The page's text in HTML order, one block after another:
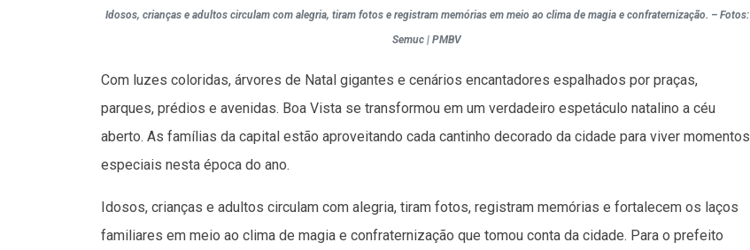
Idosos, crianças e adultos circulam com alegria, tiram fotos e registram memórias em meio ao clima de magia e confraternização. – Fotos:
Semuc | PMBV
Com luzes coloridas, árvores de Natal gigantes e cenários encantadores espalhados por praças,
parques, prédios e avenidas. Boa Vista se transformou em um verdadeiro espetáculo natalino a céu
aberto. As famílias da capital estão aproveitando cada cantinho decorado da cidade para viver momentos
especiais nesta época do ano.
Idosos, crianças e adultos circulam com alegria, tiram fotos, registram memórias e fortalecem os laços
familiares em meio ao clima de magia e confraternização que tomou conta da cidade. Para o prefeito